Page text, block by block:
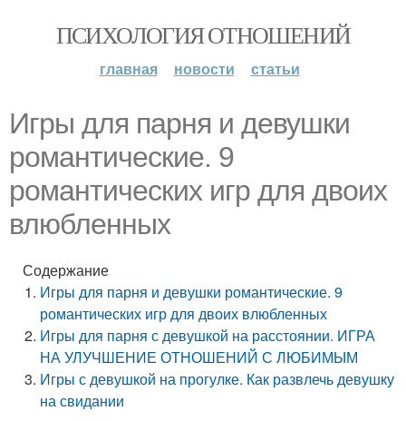
ПСИХОЛОГИЯ ОТНОШЕНИЙ
главная новости статьи
Игры для парня и девушки
романтические. 9
романтических игр для двоих
влюбленных
Содержание
Игры для парня и девушки романтические. 9
романтических игр для двоих влюбленных
Игры для парня с девушкой на расстоянии. ИГРА
НА УЛУЧШЕНИЕ ОТНОШЕНИЙ С ЛЮБИМЫМ
Игры с девушкой на прогулке. Как развлечь девушку
на свидании